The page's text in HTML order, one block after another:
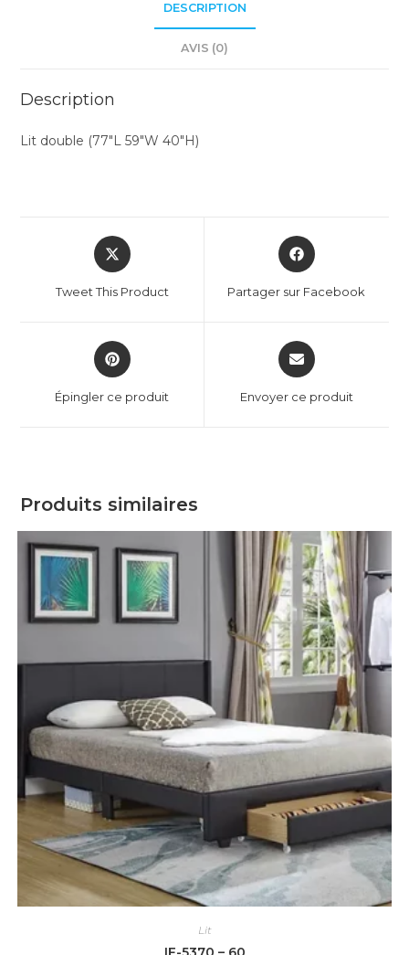
DESCRIPTION
AVIS (0)
Description
Lit double (77″L 59″W 40″H)
Tweet This Product Partager sur Facebook
Épingler ce produit Envoyer ce produit
Produits similaires
Lit